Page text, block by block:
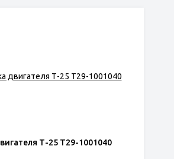
Т-25 Т29-1001040